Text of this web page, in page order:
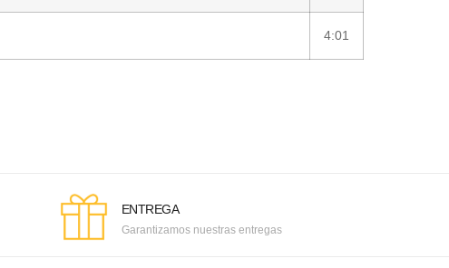
4:01
ENTREGA
Garantizamos nuestras entregas